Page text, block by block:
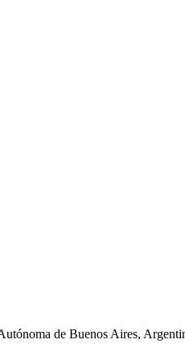
de Buenos Aires,